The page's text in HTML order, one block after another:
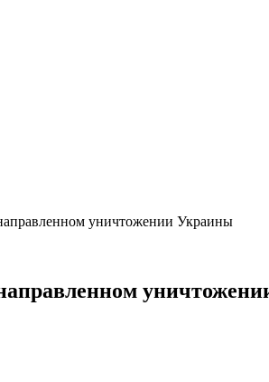
уничтожении Украины